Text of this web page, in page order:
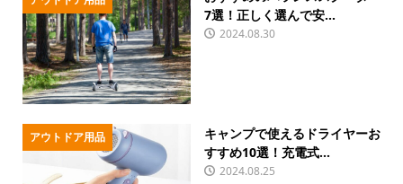
7選！正しく選んで安...
2024.08.30
アウトドア用品
キャンプで使えるドライヤーお
すすめ10選！充電式...
2024.08.25